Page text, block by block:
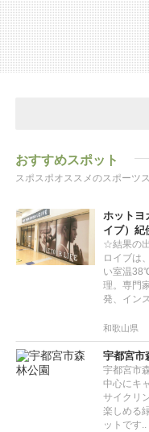
おすすめスポット
スポスポオススメのスポーツ
ホットヨ
イブ）紀
☆結果の
ロイブは
い室温
理。専門
発、イン
和歌山県
宇都宮市
宇都宮市
中心にキ
サイクリ
楽しめる
ットです..